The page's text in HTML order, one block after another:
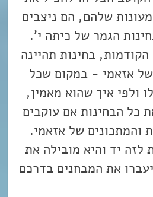
שלהם, הם ניצבים
הגמר של כיתה י'.
בחינות תהיינה
אזאמי - במקום שכל
ולפי איך שהוא מאמין,
כל הבחינות אם עוקבים
והמתכונים של אזאמי.
לזה יד והיא מובילה את
את המבחנים בדרכם